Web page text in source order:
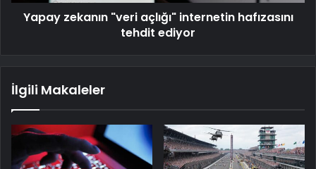
Yapay zekanın "veri açlığı" internetin hafızasını
tehdit ediyor
İlgili Makaleler